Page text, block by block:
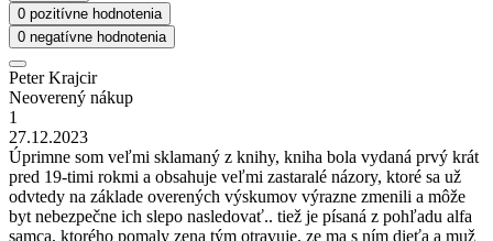
0 pozitívne hodnotenia
0 negatívne hodnotenia
Peter Krajcir
Neoverený nákup
1
27.12.2023
Úprimne som veľmi sklamaný z knihy, kniha bola vydaná prvý krát
pred 19-timi rokmi a obsahuje veľmi zastaralé názory, ktoré sa už
odvtedy na základe overených výskumov výrazne zmenili a môže
byt nebezpečne ich slepo nasledovať.. tiež je písaná z pohľadu alfa
samca, ktorého pomaly zena tým otravuje, ze ma s ním dieťa a muž